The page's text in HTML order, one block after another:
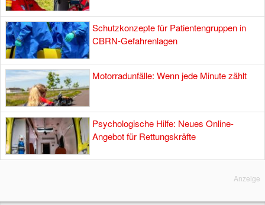
Schutzkonzepte für Patientengruppen in
CBRN-Gefahrenlagen
Motorradunfälle: Wenn jede Minute zählt
Psychologische Hilfe: Neues Online-
Angebot für Rettungskräfte
Anzeige